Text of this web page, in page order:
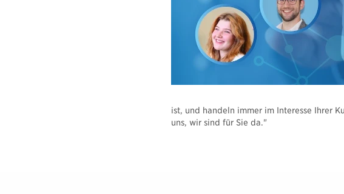
ist, und handeln immer im Interesse Ihrer
uns, wir sind für Sie da."